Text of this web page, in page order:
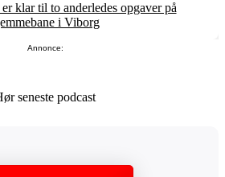
klar til to anderledes opgaver på
i Viborg
Annonce:
seneste podcast